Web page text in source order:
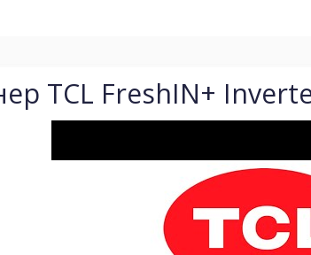
TCL FreshIN+